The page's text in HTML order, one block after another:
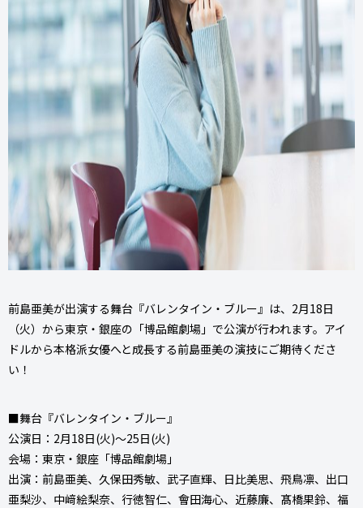
前島亜美が出演する舞台『バレンタイン・ブルー』は、2月18日
（火）から東京・銀座の「博品館劇場」で公演が行われます。アイ
ドルから本格派女優へと成長する前島亜美の演技にご期待くださ
い！
■舞台『バレンタイン・ブルー』
公演日：2月18日(火)～25日(火)
会場：東京・銀座「博品館劇場」
出演：前島亜美、久保田秀敏、武子直輝、日比美思、飛鳥凛、出口
亜梨沙、中﨑絵梨奈、行徳智仁、會田海心、近藤廉、髙橋果鈴、福